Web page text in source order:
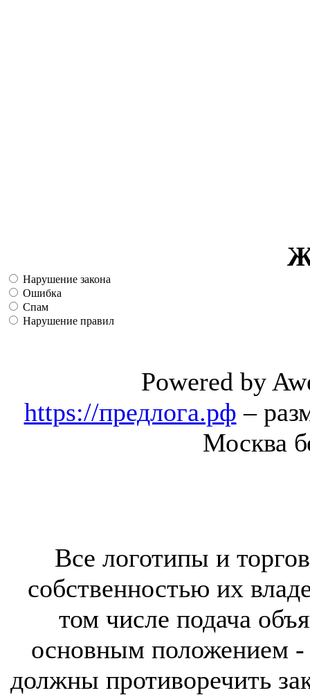
Нарушение закона
Ошибка
Спам
Нарушение правил
Powered by
https://предлога.рф –
Москва
Все логотипы и
собственностью их
том числе подача
основным положением -
должны противоречить